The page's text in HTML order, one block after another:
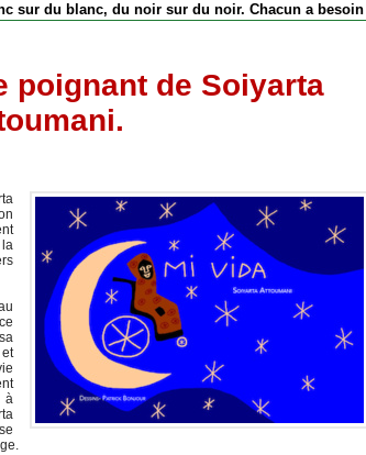
sur du blanc, du noir sur du noir. Chacun a
poignant de Soiyarta
la
à